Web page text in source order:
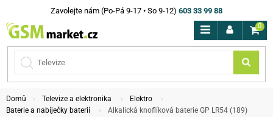
Zavolejte nám (Po-Pá 9-17 • So 9-12) 603 33 99 88
0
Domů Televize a elektronika
Elektro
Baterie a nabíječky baterií
Alkalická knoflíková baterie GP LR54 (189)